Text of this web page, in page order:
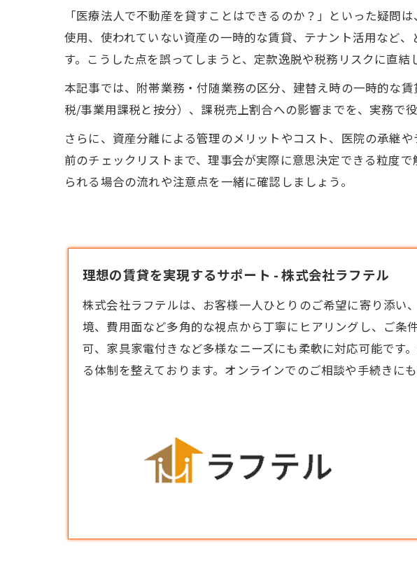
「医療法人で不動産を貸すことはできるのか？」といった疑問
使用、使われていない資産の一時的な賃貸、テナント活用など
す。こうした点を誤ってしまうと、定款逸脱や税務リスクに直結
本記事では、附帯業務・付随業務の区分、建替え時の一時的な
税/事業用課税と按分）、課税売上割合への影響までを、実務で
さらに、資産分離による管理のメリットやコスト、医院の承継
前のチェックリストまで、理事会が実際に意思決定できる粒度で
られる場合の流れや注意点を一緒に確認しましょう。
理想の賃貸を実現するサポート - 株式会社ラフテル
株式会社ラフテルは、お客様一人ひとりのご希望に寄り添い
境、費用面など多角的な視点から丁寧にヒアリングし、ご条
可、家具家電付きなど多様なニーズにも柔軟に対応可能です
る体制を整えております。オンラインでのご相談や手続きに